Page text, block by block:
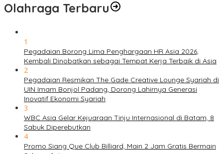
Olahraga Terbaru
1
Pegadaian Borong Lima Penghargaan HR Asia 2026,
Kembali Dinobatkan sebagai Tempat Kerja Terbaik di Asia
2
Pegadaian Resmikan The Gade Creative Lounge Syariah di
UIN Imam Bonjol Padang, Dorong Lahirnya Generasi
Inovatif Ekonomi Syariah
3
WBC Asia Gelar Kejuaraan Tinju Internasional di Batam, 8
Sabuk Diperebutkan
4
Promo Siang Que Club Billiard, Main 2 Jam Gratis Bermain